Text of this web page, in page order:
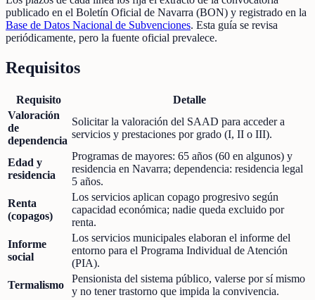
publicado en el Boletín Oficial de Navarra (BON) y registrado en la
Base de Datos Nacional de Subvenciones. Esta guía se revisa
periódicamente, pero la fuente oficial prevalece.
Requisitos
Requisito
Detalle
Valoración
de
dependencia
Solicitar la valoración del SAAD para acceder a
servicios y prestaciones por grado (I, II o III).
Edad y
residencia
Programas de mayores: 65 años (60 en algunos) y
residencia en Navarra; dependencia: residencia legal
5 años.
Renta
(copagos)
Los servicios aplican copago progresivo según
capacidad económica; nadie queda excluido por
renta.
Informe
social
Los servicios municipales elaboran el informe del
entorno para el Programa Individual de Atención
(PIA).
Termalismo
Pensionista del sistema público, valerse por sí mismo
y no tener trastorno que impida la convivencia.